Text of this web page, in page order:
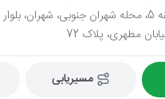
تهران، منطقه 5، محله شهران جنوبی، شهران، بلوار
مطهری، پلاک 72
مسیریابی